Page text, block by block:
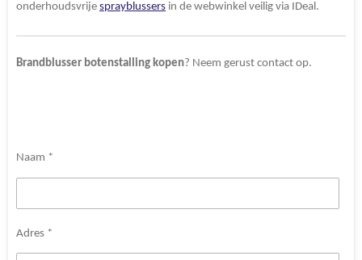
onderhoudsvrije sprayblussers in de webwinkel veilig via IDeal.
Brandblusser botenstalling kopen? Neem gerust contact op.
Naam *
Adres *